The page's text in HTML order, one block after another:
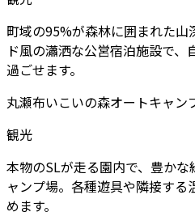
町域の95%が森林に囲まれた
ド風の瀟洒な公営宿泊施設で
過ごせます。
丸瀬布いこいの森オートキャン
観光
本物のSLが走る園内で、豊か
ャンプ場。各種遊具や隣接する
めます。